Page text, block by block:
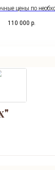
цены по
110 000 р.